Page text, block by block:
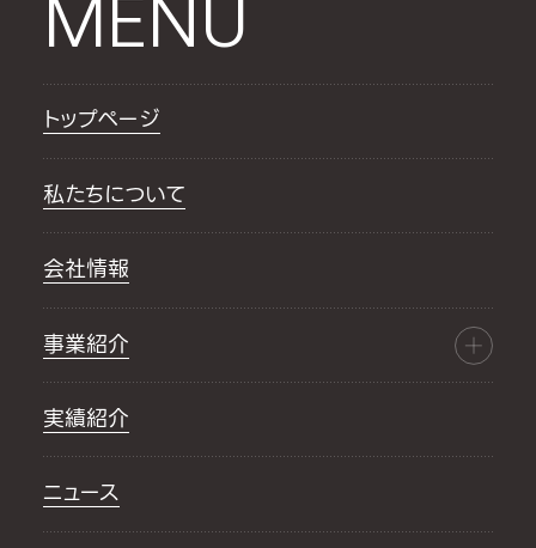
MENU
トップページ
私たちについて
会社情報
事業紹介
実績紹介
ニュース